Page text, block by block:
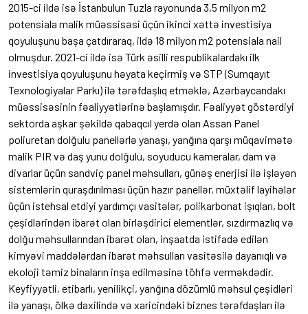
2015-ci ildə isə İstanbulun Tuzla rayonunda 3,5 milyon m2
potensiala malik müəssisəsi üçün ikinci xəttə investisiya
qoyuluşunu başa çatdıraraq, ildə 18 milyon m2 potensiala nail
olmuşdur. 2021-ci ildə isə Türk əsilli respublikalardakı ilk
investisiya qoyuluşunu həyata keçirmiş və STP (Sumqayıt
Texnologiyalar Parkı) ilə tərəfdaşlıq etməklə, Azərbaycandakı
müəssisəsinin fəaliyyətlərinə başlamışdır. Fəaliyyət göstərdiyi
sektorda aşkar şəkildə qabaqcıl yerdə olan Assan Panel
poliuretan dolğulu panellərlə yanaşı, yanğına qarşı müqavimətə
malik PIR və daş yunu dolğulu, soyuducu kameralar, dam və
divarlar üçün sandviç panel məhsulları, günəş enerjisi ilə işləyən
sistemlərin quraşdırılması üçün hazır panellər, müxtəlif layihələr
üçün istehsal etdiyi yardımçı vasitələr, polikarbonat işıqları, bolt
çeşidlərindən ibarət olan birləşdirici elementlər, sızdırmazlıq və
dolğu məhsullarından ibarət olan, inşaatda istifadə edilən
kimyəvi maddələrdan ibarət məhsulları vasitəsilə dayanıqlı və
ekoloji təmiz binaların inşa edilməsinə töhfə verməkdədir.
Keyfiyyətli, etibarlı, yenilikçi, yanğına dözümlü məhsul çeşidləri
ilə yanaşı, ölkə daxilində və xaricindəki biznes tərəfdaşları ilə